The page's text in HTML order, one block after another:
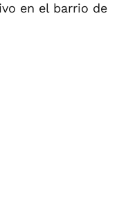
en el barrio de